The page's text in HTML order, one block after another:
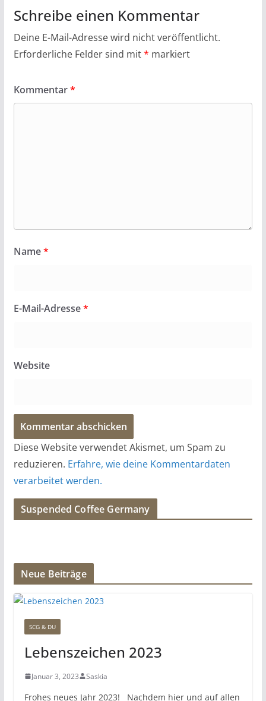
Schreibe einen Kommentar
Deine E-Mail-Adresse wird nicht veröffentlicht.
Erforderliche Felder sind mit* markiert
Kommentar*
Name*
E-Mail-Adresse*
Website
Diese Website verwendet Akismet, um Spam zu
reduzieren. Erfahre, wie deine Kommentardaten
verarbeitet werden.
Suspended Coffee Germany
Neue Beiträge
SCG & DU
Lebenszeichen 2023
Januar 3, 2023 Saskia
Frohes neues Jahr 2023! Nachdem hier und auf allen